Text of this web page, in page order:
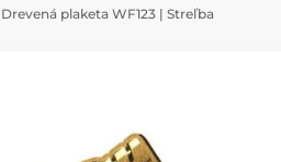
Drevená plaketa WF123 | Streľba